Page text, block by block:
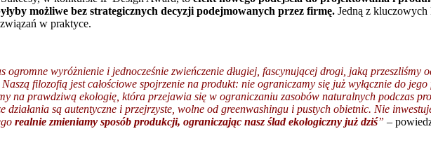
możliwe bez strategicznych decyzji podejmowanych przez firmę. Jedną z
w praktyce.
wyróżnienie i jednocześnie zwieńczenie długiej, fascynującej drogi, jaką przeszliśmy
filozofią jest całościowe spojrzenie na produkt: nie ograniczamy się już wyłącznie do jego
na prawdziwą ekologię, która przejawia się w ograniczaniu zasobów naturalnych podczas
są autentyczne i przejrzyste, wolne od greenwashingu i pustych obietnic. Nie
realnie zmieniamy sposób produkcji, ograniczając nasz ślad ekologiczny już dziś” –